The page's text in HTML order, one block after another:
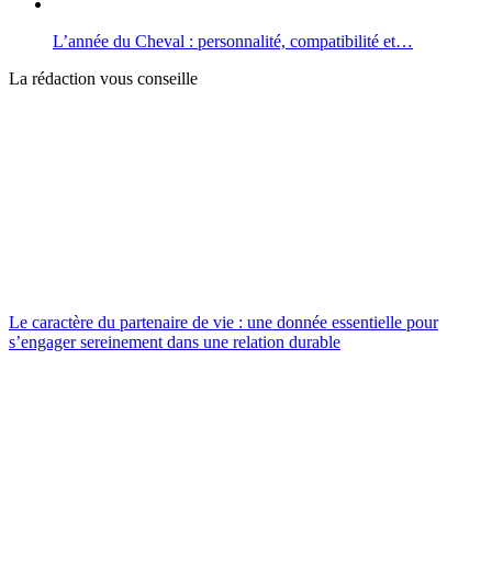
L’année du Cheval : personnalité, compatibilité et…
La rédaction vous conseille
Le caractère du partenaire de vie : une donnée essentielle pour
s’engager sereinement dans une relation durable